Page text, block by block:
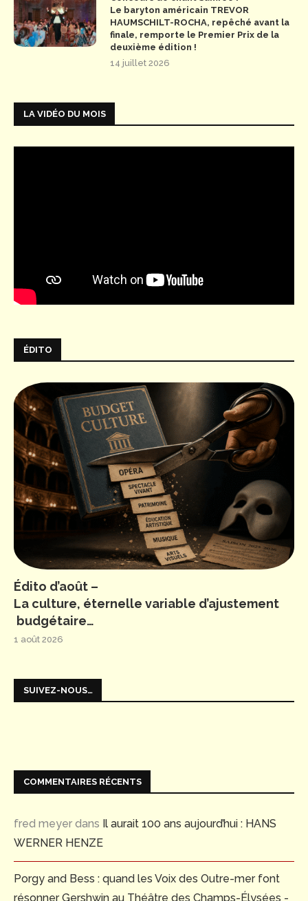
Le baryton américain TREVOR
HAUMSCHILT-ROCHA, repêché avant la
finale, remporte le Premier Prix de la
deuxième édition !
14 juillet 2026
LA VIDÉO DU MOIS
ÉDITO
Édito d’août –
La culture, éternelle variable d’ajustement
budgétaire…
1 août 2026
SUIVEZ-NOUS…
COMMENTAIRES RÉCENTS
fred meyer dans Il aurait 100 ans aujourd’hui : HANS
WERNER HENZE
Porgy and Bess : quand les Voix des Outre-mer font
résonner Gershwin au Théâtre des Champs-Élysées -